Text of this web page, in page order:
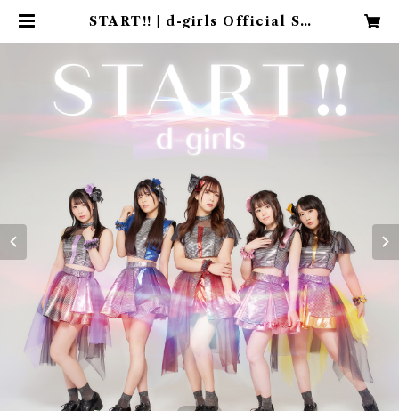
START!! | d-girls Official Sh